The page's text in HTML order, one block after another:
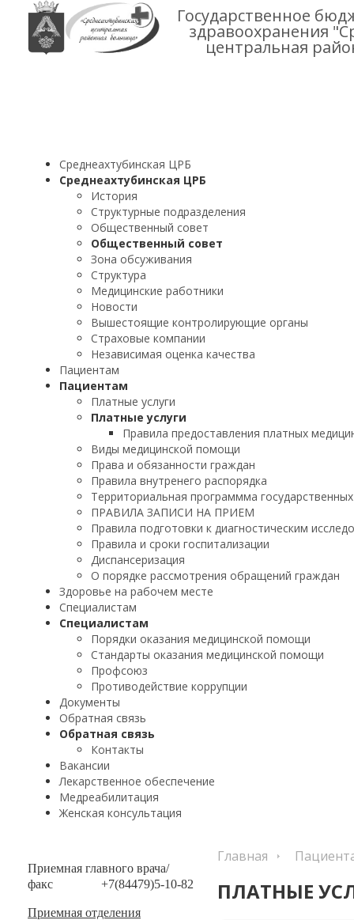
Государственное
здравоохранения
центральная
Среднеахтубинская ЦРБ
Среднеахтубинская ЦРБ
История
Структурные подразделения
Общественный совет
Общественный совет
Зона обсуживания
Структура
Медицинские работники
Новости
Вышестоящие контролирующие органы
Страховые компании
Независимая оценка качества
Пациентам
Пациентам
Платные услуги
Платные услуги
Правила предоставления платных
Виды медицинской помощи
Права и обязанности граждан
Правила внутренего распорядка
Территориальная программма
ПРАВИЛА ЗАПИСИ НА ПРИЕМ
Правила подготовки к диагностическим
Правила и сроки госпитализации
Диспансеризация
О порядке рассмотрения обращений граждан
Здоровье на рабочем месте
Специалистам
Специалистам
Порядки оказания медицинской помощи
Стандарты оказания медицинской помощи
Профсоюз
Противодействие коррупции
Документы
Обратная связь
Обратная связь
Контакты
Вакансии
Лекарственное обеспечение
Медреабилитация
Женская консультация
Приемная главного врача/
факс
+7(84479)5-10-82
Приемная отделения
Главная
ПЛАТНЫЕ